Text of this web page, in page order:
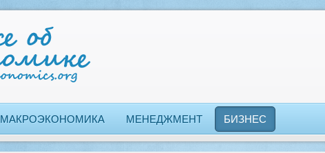
МАКРОЭКОНОМИКА МЕНЕДЖМЕНТ БИЗНЕС